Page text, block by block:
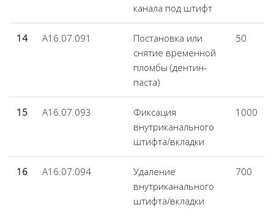
канала под штифт
14 А16.07.091
Постановка или
снятие временной
пломбы (дентин-
паста)
50
15 А16.07.093
Фиксация
внутриканального
штифта/вкладки
1000
16 А16.07.094
Удаление
внутриканального
штифта/вкладки
700